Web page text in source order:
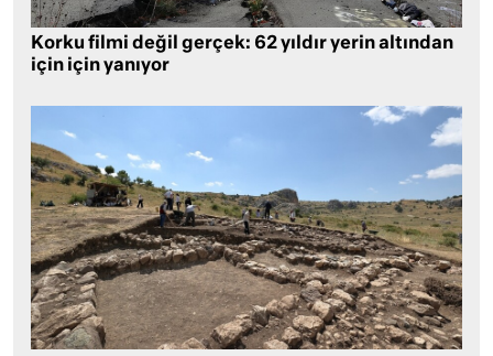
Korku filmi değil gerçek: 62 yıldır yerin altından
için için yanıyor